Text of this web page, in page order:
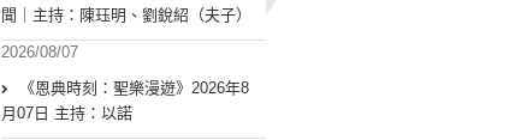
聞｜主持：陳珏明、劉銳紹（夫子）
2026/08/07
《恩典時刻：聖樂漫遊》2026年8
月07日 主持：以諾